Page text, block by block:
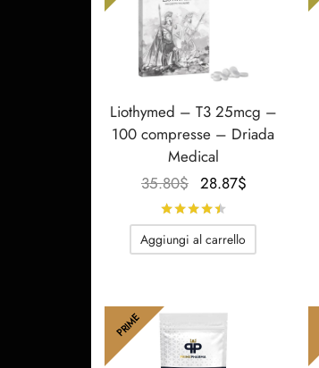
Liothymed – T3 25mcg –
100 compresse – Driada
Medical
35.80$
Il
prezzo
originale
era:
28.87$
attuale
Aggiungi al carrello
PRIME